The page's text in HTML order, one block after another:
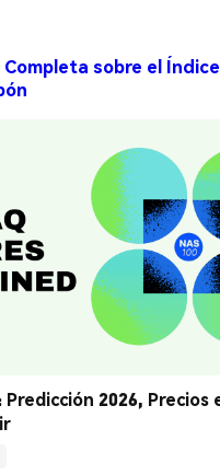
Completa sobre el
2026, Precios